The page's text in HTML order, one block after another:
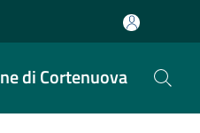
di Cortenuova